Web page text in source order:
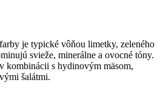
je typické vôňou limetky, zeleného
svieže, minerálne a ovocné tóny.
kombinácii s hydinovým mäsom,
šalátmi.